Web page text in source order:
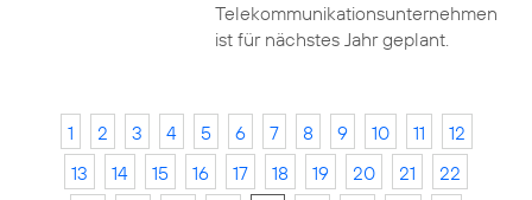
Telekommunikationsunternehmen
ist für nächstes Jahr geplant.
1 2 3 4 5 6 7 8 9 10 11
12
13
14 15 16 17 18 19 20 21
22